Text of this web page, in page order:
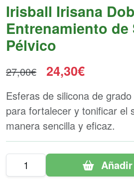
Irisball Irisana
Entrenamiento de
Pélvico
27,00€ 24,30€
Esferas de silicona de
para fortalecer y tonificar el
manera sencilla y eficaz.